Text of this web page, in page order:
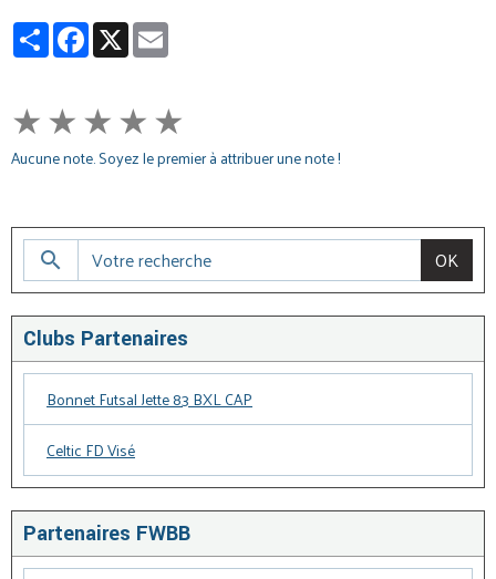
PartagerFacebook
X
★★★★★
Aucune note. Soyez le premier à attribuer une note !
OK
Clubs Partenaires
Bonnet Futsal Jette 83 BXL CAP
Celtic FD Visé
Partenaires FWBB